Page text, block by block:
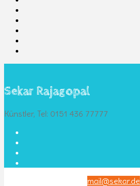
Sekar Rajagopal
Künstler, Tel: 0151 436 77777
mail@sekar.de